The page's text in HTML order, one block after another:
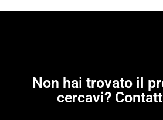
Non hai trovato il
cercavi?